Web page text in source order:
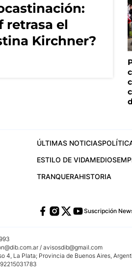
retrasa el
Kirchner?
ÚLTIMAS NOTICIAS
ESTILO DE VIDAMEDIOS
TRANQUERAHISTORIA
Suscripción
/ avisosdib@gmail.com
4, La Plata; Provincia de Buenos Aires,